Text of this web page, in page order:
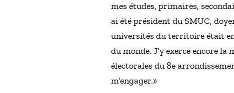
mes études, primaires,
ai été président du SMUC,
universités du territoire était
du monde. J’y exerce encore
électorales du 8e
m’engager.»